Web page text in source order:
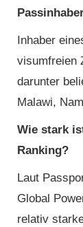
Inhaber
visumfreien
darunter
Malawi,
Wie stark
Ranking?
Laut
Global
relativ